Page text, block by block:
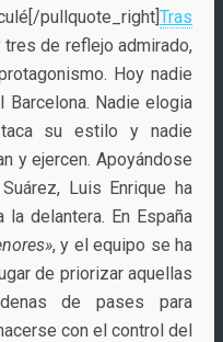
pullquote_right]Tras
tres de reflejo admirado,
Hoy nadie
Nadie elogia
su estilo y nadie
y ejercen. Apoyándose
Luis Enrique ha
delantera. En España
, y el equipo se ha
de priorizar aquellas
de pases para
con el control del